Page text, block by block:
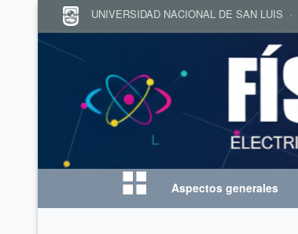
UNIVERSIDAD NACIONAL DE SAN LUIS
Inicio
Aspectos generales